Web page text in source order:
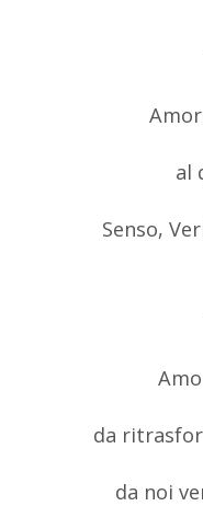
al
Senso,
da
da noi